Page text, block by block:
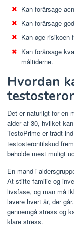
Kan forårsage
Kan forårsage
Kan øge risikoen
Kan forårsage
måltiderne.
Hvordan
Det er naturligt for en
alder af 30, hvilket
TestoPrime er trådt
testosterontilskud
beholde mest muligt
En mand i
At stifte familie og
livsfase, og man må
lavere hvert år, der
gennemgå stress og
klare stress.